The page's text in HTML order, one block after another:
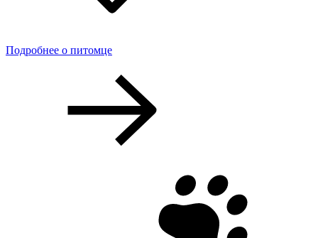
Подробнее о питомце